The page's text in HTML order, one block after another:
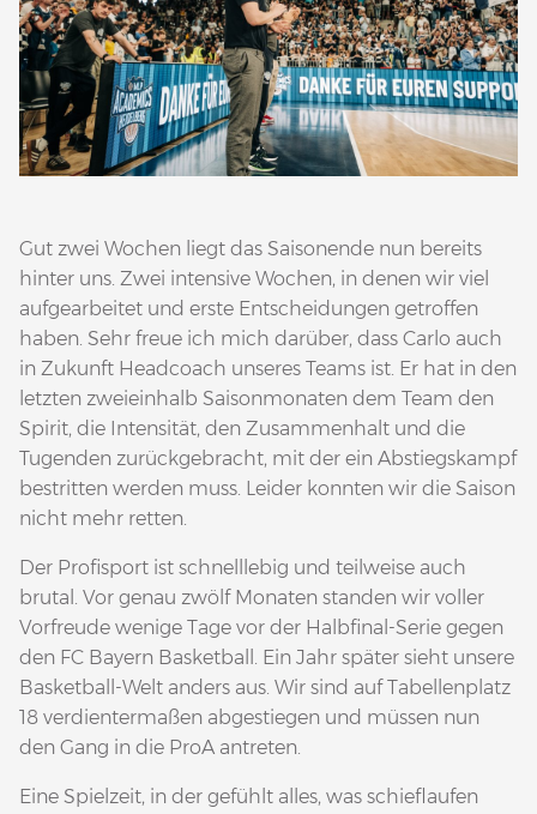
Gut zwei Wochen liegt das Saisonende nun bereits
hinter uns. Zwei intensive Wochen, in denen wir viel
aufgearbeitet und erste Entscheidungen getroffen
haben. Sehr freue ich mich darüber, dass Carlo auch
in Zukunft Headcoach unseres Teams ist. Er hat in den
letzten zweieinhalb Saisonmonaten dem Team den
Spirit, die Intensität, den Zusammenhalt und die
Tugenden zurückgebracht, mit der ein Abstiegskampf
bestritten werden muss. Leider konnten wir die Saison
nicht mehr retten.
Der Profisport ist schnelllebig und teilweise auch
brutal. Vor genau zwölf Monaten standen wir voller
Vorfreude wenige Tage vor der Halbfinal-Serie gegen
den FC Bayern Basketball. Ein Jahr später sieht unsere
Basketball-Welt anders aus. Wir sind auf Tabellenplatz
18 verdientermaßen abgestiegen und müssen nun
den Gang in die ProA antreten.
Eine Spielzeit, in der gefühlt alles, was schieflaufen